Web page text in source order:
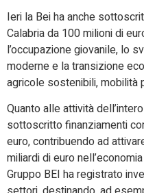
Ieri la Bei ha anche
Calabria da 100 milioni di
l’occupazione giovanile, lo
moderne e la transizione
agricole sostenibili, mobilità
Quanto alle attività
sottoscritto finanziamenti
euro, contribuendo ad
miliardi di euro
Gruppo BEI ha registrato